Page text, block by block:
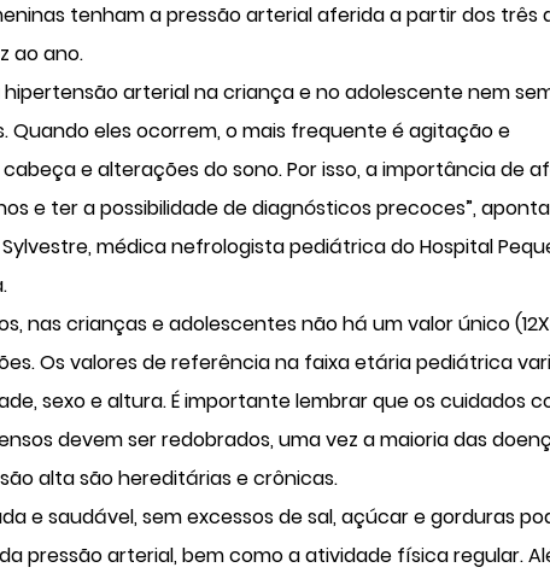
tenham a pressão arterial aferida a partir dos três
ao ano.
hipertensão arterial na criança e no adolescente nem
Quando eles ocorrem, o mais frequente é agitação e
e alterações do sono. Por isso, a importância de
e ter a possibilidade de diagnósticos precoces”, aponta
médica nefrologista pediátrica do Hospital
nas crianças e adolescentes não há um valor único
Os valores de referência na faixa etária pediátrica
sexo e altura. É importante lembrar que os cuidados
devem ser redobrados, uma vez a maioria das
alta são hereditárias e crônicas.
e saudável, sem excessos de sal, açúcar e gorduras
pressão arterial, bem como a atividade física regular.